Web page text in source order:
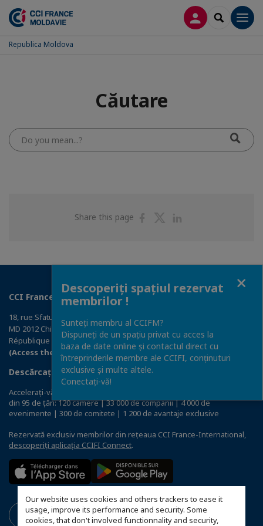
Our website uses cookies and others trackers to ease it
usage, improve its performance and security. Some
cookies, that don't involved functionnality and security,
CONECTARE
SEARCH
Republica Moldova
Căutare
Do
you
mean...?
Share this page
ShareShare
CCI France Moldavie
18, rue Sfatul Tarii
MD 2012 Chisinau
République de Moldavie
(Access the map)
Descărcați aplicația CCIFI Connect
Accelerați-vă afacerea cu prima rețea privată de companii franceze
din 95 de țări: 120 camere | 33 000 de companii | 4 000 de
evenimente | 300 de comitete | 1 200 de avantaje exclusive
Rezervată exclusiv membrilor din rețeaua CCI France-International,
descoperiți aplicația CCIFI Connect.
Descoperiți spațiul rezervat
membrilor !
Sunteți membru al CCIFM?
Dispuneți de un spațiu privat cu acces la
baza de date online și contactul direct cu
întreprinderile membre ale CCIFI, conținuturi
exclusive și multe altele.
Conectați-vă!